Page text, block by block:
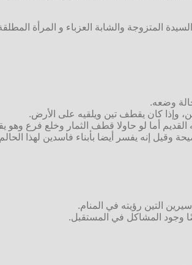
المتزوجة والشابة العزباء و المرأة المطلقة
وضعه.
وإذا كان يقطف تين ويلقيه على الأرض.
أما لو حاولا قطف الثمار وخلع فرع
إنه يفسر أيضا بأبناء فاسدين لهذا
التين رؤيته في المنام.
وجود المشاكل في المستقبل.